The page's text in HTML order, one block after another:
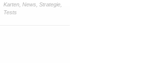
Karten, News Strategie,
Tests